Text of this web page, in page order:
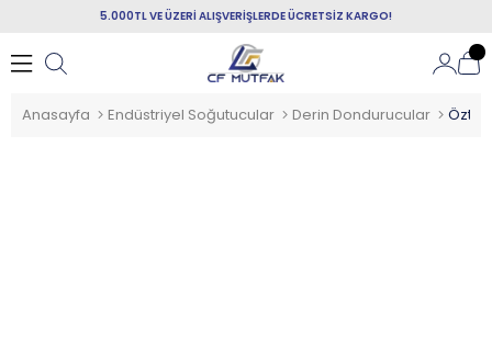
5.000TL VE ÜZERİ ALIŞVERİŞLERDE ÜCRETSİZ KARGO!
Anasayfa Endüstriyel Soğutucular Derin Dondurucular